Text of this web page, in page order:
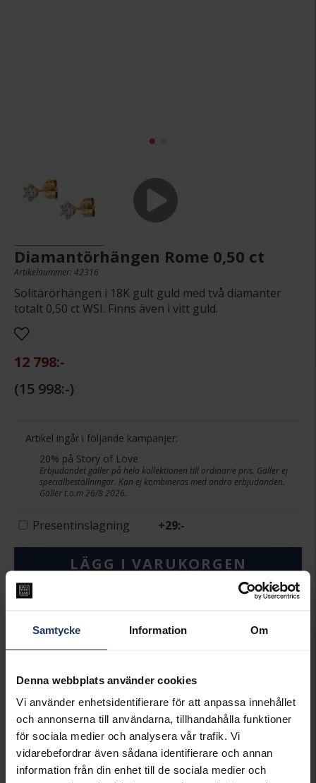
Samtycke Information Om
Denna webbplats använder cookies
Vi använder enhetsidentifierare för att anpassa innehållet
och annonserna till användarna, tillhandahålla funktioner
för sociala medier och analysera vår trafik. Vi
vidarebefordrar även sådana identifierare och annan
information från din enhet till de sociala medier och
Diamantörhängen Rome 0,50 ct
Artikelnummer: 42316
Solitärörhängen i 18K gult guld med två diamanter
totalt 0,50 ct WSI. Finns även i vitt guld.
12 798:-
15 998:-
Artikel ingår i följande kampanjer:
20% på Story of Love
Erbjudandet gäller på hela kollektionen till ordinarie pris. Gäller ej
specialbeställningar. Kan ej kombineras med andra erbjudanden.
Gäller t.o.m 26/8 2026.
Presentinslagning +29:-
LÄGG I VARUKORGEN
Beställningsvara.
Köpvillkor för beställnings- och graverade varor
Uziel och Sarek samt graverade varor. Läs mer om
ångerrätt och öppet köp i webbshoppen
INFO
BREDD CA (MM)
5
HÖJD CA (MM)
5
VARUMÄRKE
Story of Love